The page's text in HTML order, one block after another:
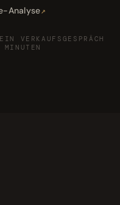
Analyse
VERKAUFSGESPRÄCH